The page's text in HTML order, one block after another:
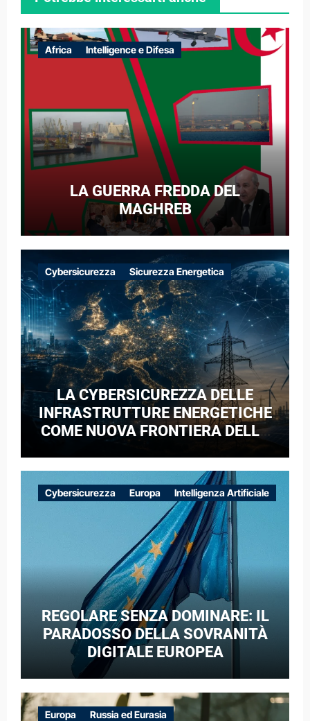
Africa Intelligence e Difesa
LA GUERRA FREDDA DEL
MAGHREB
Cybersicurezza Sicurezza Energetica
LA CYBERSICUREZZA DELLE
INFRASTRUTTURE ENERGETICHE
COME NUOVA FRONTIERA DELLA
CASO DELLE RETI ELETTRICHE
EUROPEE NEL CONTESTO DELLA
GUERRA IBRIDA
Cybersicurezza Europa Intelligenza Artificiale
REGOLARE SENZA DOMINARE: IL
PARADOSSO DELLA SOVRANITÀ
DIGITALE EUROPEA
Europa Russia ed Eurasia